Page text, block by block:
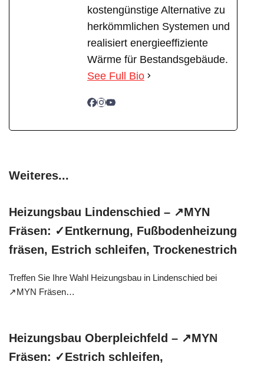
kostengünstige Alternative zu
herkömmlichen Systemen und
realisiert energieeffiziente
Wärme für Bestandsgebäude.
See Full Bio
Weiteres...
Heizungsbau Lindenschied – ↗️MYN
Fräsen: ✓Entkernung, Fußbodenheizung
fräsen, Estrich schleifen, Trockenestrich
Treffen Sie Ihre Wahl Heizungsbau in Lindenschied bei
↗️MYN Fräsen…
Heizungsbau Oberpleichfeld – ↗️MYN
Fräsen: ✓Estrich schleifen,